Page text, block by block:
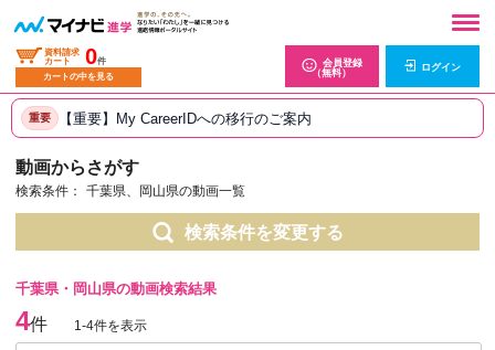
資料請求
カート
0件
カートの中を見る
会員登録
（無料）
ログイン
重要 【重要】My CareerIDへの移行のご案内
動画からさがす
検索条件： 千葉県、岡山県の動画一覧
検索条件を変更する
千葉県・岡山県の動画検索結果
4件 1-4件を表示